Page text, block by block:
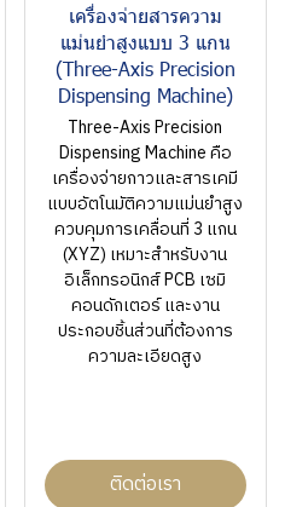
เครื่องจ่ายสารความ
แม่นยำสูงแบบ 3 แกน
(Three-Axis Precision
Dispensing Machine)
Three-Axis Precision
Dispensing Machine คือ
เครื่องจ่ายกาวและสารเคมี
แบบอัตโนมัติความแม่นยำสูง
ควบคุมการเคลื่อนที่ 3 แกน
(XYZ) เหมาะสำหรับงาน
อิเล็กทรอนิกส์ PCB เซมิ
คอนดักเตอร์ และงาน
ประกอบชิ้นส่วนที่ต้องการ
ความละเอียดสูง
ติดต่อเรา